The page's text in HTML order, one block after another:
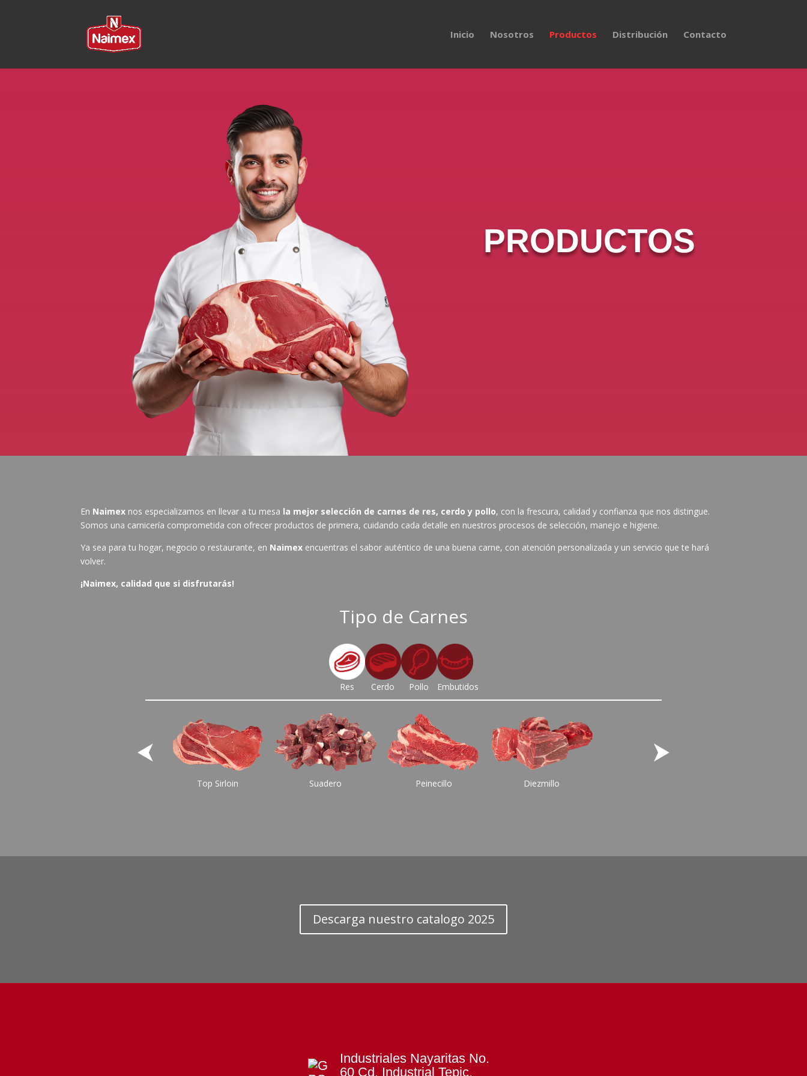
Inicio Nosotros Productos Distribución Contacto
PRODUCTOS
En Naimex nos especializamos en llevar a tu mesa la mejor selección de carnes de res, cerdo y pollo, con la frescura, calidad y confianza que nos distingue.
Somos una carnicería comprometida con ofrecer productos de primera, cuidando cada detalle en nuestros procesos de selección, manejo e higiene.
Ya sea para tu hogar, negocio o restaurante, en Naimex encuentras el sabor auténtico de una buena carne, con atención personalizada y un servicio que te hará
volver.
¡Naimex, calidad que si disfrutarás!
Tipo de Carnes
Res Cerdo Pollo Embutidos
⮜
Top Sirloin Suadero Peinecillo Diezmillo
⮞
Descarga nuestro catalogo 2025
Industriales Nayaritas No.
60 Cd. Industrial Tepic,